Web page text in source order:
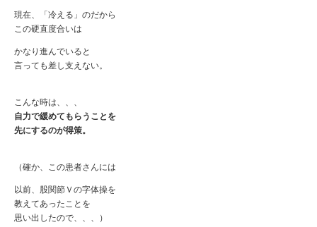
現在、「冷える」のだから
この硬直度合いは
かなり進んでいると
言っても差し支えない。
こんな時は、、、
自力で緩めてもらうことを
先にするのが得策。
（確か、この患者さんには
以前、股関節Ｖの字体操を
教えてあったことを
思い出したので、、、）